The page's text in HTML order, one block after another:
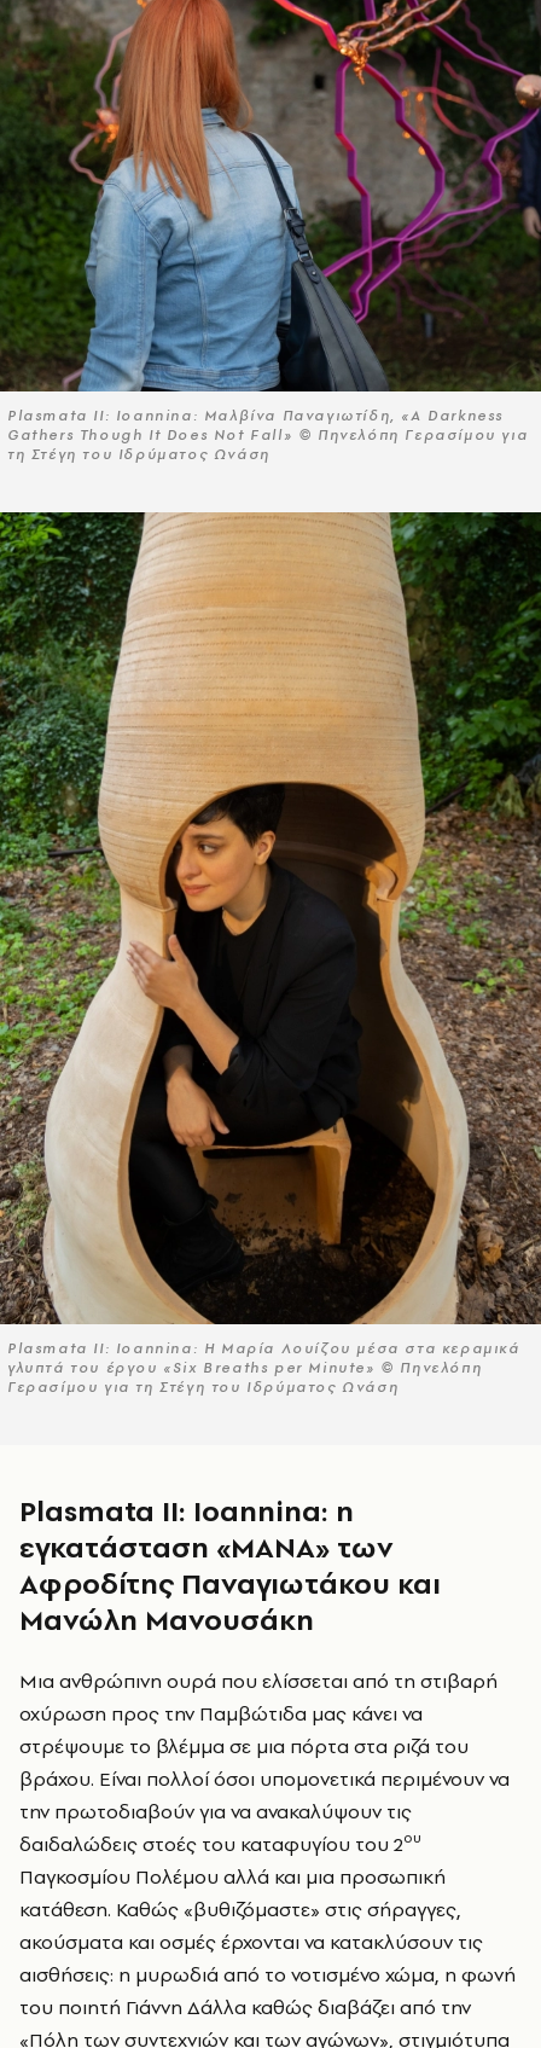
Plasmata II: Ioannina: Μαλβίνα Παναγιωτίδη, «A Darkness
Gathers Though It Does Not Fall» © Πηνελόπη Γερασίμου για
τη Στέγη του Ιδρύματος Ωνάση
Plasmata II: Ioannina: Η Μαρία Λουίζου μέσα στα κεραμικά
γλυπτά του έργου «Six Breaths per Minute» © Πηνελόπη
Γερασίμου για τη Στέγη του Ιδρύματος Ωνάση
Plasmata II: Ioannina: η
εγκατάσταση «ΜΑΝΑ» των
Αφροδίτης Παναγιωτάκου και
Μανώλη Μανουσάκη
Μια ανθρώπινη ουρά που ελίσσεται από τη στιβαρή
οχύρωση προς την Παμβώτιδα μας κάνει να
στρέψουμε το βλέμμα σε μια πόρτα στα ριζά του
βράχου. Είναι πολλοί όσοι υπομονετικά περιμένουν να
την πρωτοδιαβούν για να ανακαλύψουν τις
δαιδαλώδεις στοές του καταφυγίου του 2ου
Παγκοσμίου Πολέμου αλλά και μια προσωπική
κατάθεση. Καθώς «βυθιζόμαστε» στις σήραγγες,
ακούσματα και οσμές έρχονται να κατακλύσουν τις
αισθήσεις: η μυρωδιά από το νοτισμένο χώμα, η φωνή
του ποιητή Γιάννη Δάλλα καθώς διαβάζει από την
«Πόλη των συντεχνιών και των αγώνων», στιγμιότυπα